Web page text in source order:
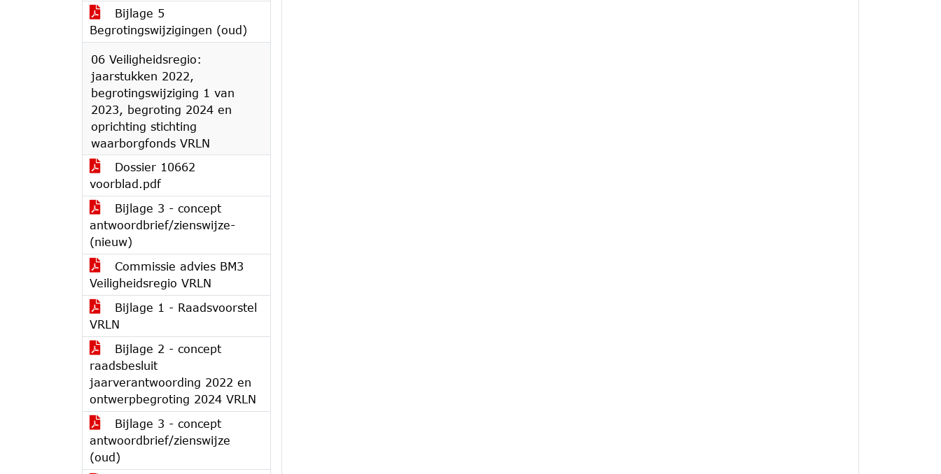
Bijlage 5
Begrotingswijzigingen (oud)
06 Veiligheidsregio:
jaarstukken 2022,
begrotingswijziging 1 van
2023, begroting 2024 en
oprichting stichting
waarborgfonds VRLN
Dossier 10662
voorblad.pdf
Bijlage 3 - concept
antwoordbrief/zienswijze-
(nieuw)
Commissie advies BM3
Veiligheidsregio VRLN
Bijlage 1 - Raadsvoorstel
VRLN
Bijlage 2 - concept
raadsbesluit
jaarverantwoording 2022 en
ontwerpbegroting 2024 VRLN
Bijlage 3 - concept
antwoordbrief/zienswijze
(oud)